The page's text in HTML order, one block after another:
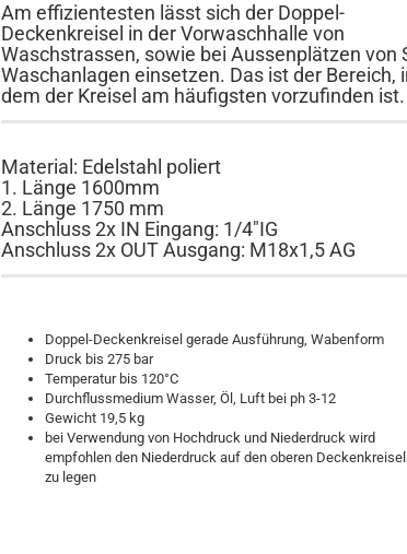
Am effizientesten lässt sich der Doppel-
Deckenkreisel in der Vorwaschhalle von
Waschstrassen, sowie bei Aussenplätzen von
Waschanlagen einsetzen. Das ist der Bereich,
dem der Kreisel am häufigsten vorzufinden ist.
Material: Edelstahl poliert
1. Länge 1600mm
2. Länge 1750 mm
Anschluss 2x IN Eingang: 1/4″IG
Anschluss 2x OUT Ausgang: M18x1,5 AG
Doppel-Deckenkreisel gerade Ausführung, Wabenform
Druck bis 275 bar
Temperatur bis 120°C
Durchflussmedium Wasser, Öl, Luft bei ph 3-12
Gewicht 19,5 kg
bei Verwendung von Hochdruck und Niederdruck wird
empfohlen den Niederdruck auf den oberen
zu legen